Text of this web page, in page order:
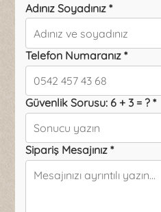
Adınız Soyadınız *
Telefon Numaranız *
Güvenlik Sorusu: 6 + 3 = ? *
Sipariş Mesajınız *